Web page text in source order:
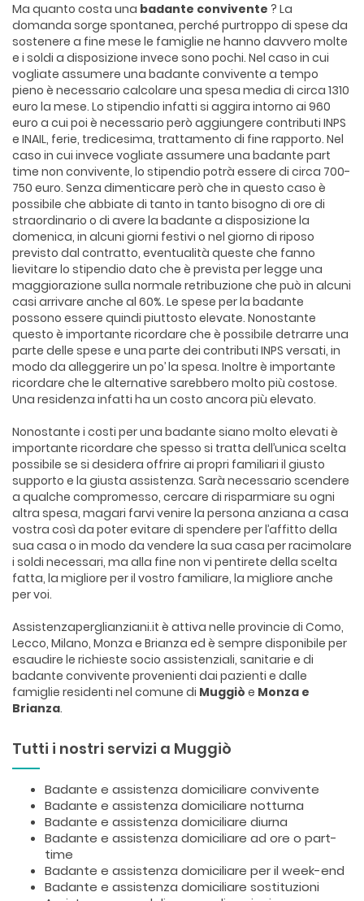
Ma quanto costa una badante convivente ? La
domanda sorge spontanea, perché purtroppo di spese da
sostenere a fine mese le famiglie ne hanno davvero molte
e i soldi a disposizione invece sono pochi. Nel caso in cui
vogliate assumere una badante convivente a tempo
pieno è necessario calcolare una spesa media di circa 1310
euro la mese. Lo stipendio infatti si aggira intorno ai 960
euro a cui poi è necessario però aggiungere contributi INPS
e INAIL, ferie, tredicesima, trattamento di fine rapporto. Nel
caso in cui invece vogliate assumere una badante part
time non convivente, lo stipendio potrà essere di circa 700-
750 euro. Senza dimenticare però che in questo caso è
possibile che abbiate di tanto in tanto bisogno di ore di
straordinario o di avere la badante a disposizione la
domenica, in alcuni giorni festivi o nel giorno di riposo
previsto dal contratto, eventualità queste che fanno
lievitare lo stipendio dato che è prevista per legge una
maggiorazione sulla normale retribuzione che può in alcuni
casi arrivare anche al 60%. Le spese per la badante
possono essere quindi piuttosto elevate. Nonostante
questo è importante ricordare che è possibile detrarre una
parte delle spese e una parte dei contributi INPS versati, in
modo da alleggerire un po’ la spesa. Inoltre è importante
ricordare che le alternative sarebbero molto più costose.
Una residenza infatti ha un costo ancora più elevato.
Nonostante i costi per una badante siano molto elevati è
importante ricordare che spesso si tratta dell’unica scelta
possibile se si desidera offrire ai propri familiari il giusto
supporto e la giusta assistenza. Sarà necessario scendere
a qualche compromesso, cercare di risparmiare su ogni
altra spesa, magari farvi venire la persona anziana a casa
vostra così da poter evitare di spendere per l’affitto della
sua casa o in modo da vendere la sua casa per racimolare
i soldi necessari, ma alla fine non vi pentirete della scelta
fatta, la migliore per il vostro familiare, la migliore anche
per voi.
Assistenzaperglianziani.it è attiva nelle provincie di Como,
Lecco, Milano, Monza e Brianza ed è sempre disponibile per
esaudire le richieste socio assistenziali, sanitarie e di
badante convivente provenienti dai pazienti e dalle
famiglie residenti nel comune di Muggiò e Monza e
Brianza.
Tutti i nostri servizi a Muggiò
Badante e assistenza domiciliare convivente
Badante e assistenza domiciliare notturna
Badante e assistenza domiciliare diurna
Badante e assistenza domiciliare ad ore o part-
time
Badante e assistenza domiciliare per il week-end
Badante e assistenza domiciliare sostituzioni